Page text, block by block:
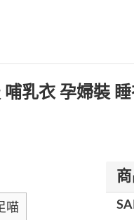
乳衣 孕婦裝
喵